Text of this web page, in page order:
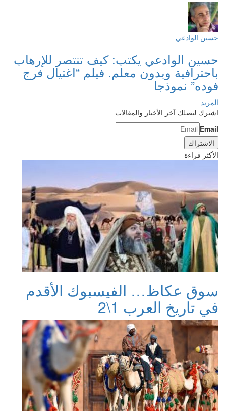
حسين الوادعي
حسين الوادعي يكتب: كيف تنتصر للإرهاب
باحترافية وبدون معلم. فيلم “اغتيال فرج
فوده” نموذجا
المزيد
اشترك لتصلك آخر الأخبار والمقالات
Email
الأكثر قراءة
سوق عكاظ… الفيسبوك الأقدم
في تاريخ العرب 1\2